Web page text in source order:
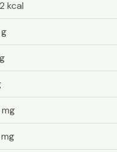
kcal